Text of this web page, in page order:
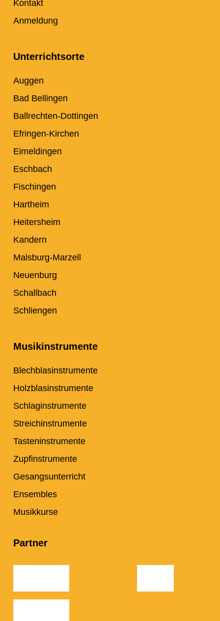
Kontakt
Anmeldung
Unterrichtsorte
Auggen
Bad Bellingen
Ballrechten-Dottingen
Efringen-Kirchen
Eimeldingen
Eschbach
Fischingen
Hartheim
Heitersheim
Kandern
Malsburg-Marzell
Neuenburg
Schallbach
Schliengen
Musikinstrumente
Blechblasinstrumente
Holzblasinstrumente
Schlaginstrumente
Streichinstrumente
Tasteninstrumente
Zupfinstrumente
Gesangsunterricht
Ensembles
Musikkurse
Partner